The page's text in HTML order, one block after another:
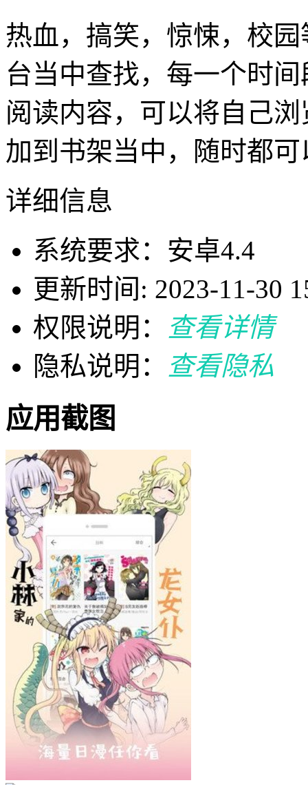
热血，搞笑，惊悚，校
台当中查找，每一个时
阅读内容，可以将自己
加到书架当中，随时都
详细信息
系统要求：安卓4.4
更新时间: 2023-11-30
权限说明：
查看详情
隐私说明：
查看隐私
应用截图